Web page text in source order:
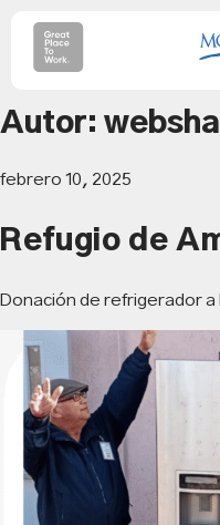
Autor:
febrero 10, 2025
Refugio de
Donación de refrigerador